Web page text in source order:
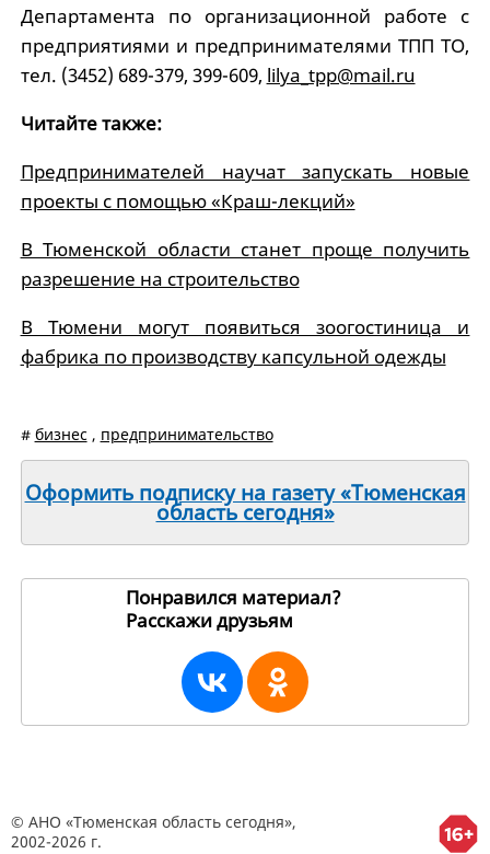
Департамента по организационной работе с
предприятиями и предпринимателями ТПП ТО,
тел. (3452) 689-379, 399-609, lilya_tpp@mail.ru
Читайте также:
Предпринимателей научат запускать новые
проекты с помощью «Краш-лекций»
В Тюменской области станет проще получить
разрешение на строительство
В Тюмени могут появиться зоогостиница и
фабрика по производству капсульной одежды
# бизнес , предпринимательство
Оформить подписку на газету «Тюменская
область сегодня»
Понравился материал?
Расскажи друзьям
© АНО «Тюменская область сегодня»,
2002-2026 г.